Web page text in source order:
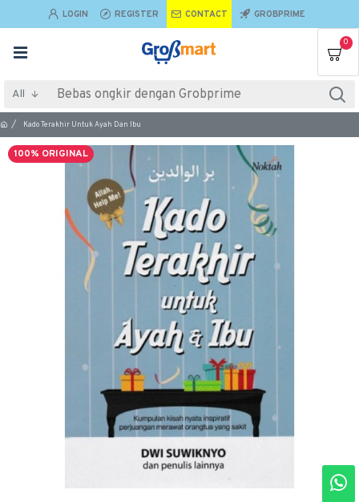
LOGIN REGISTER CONTACT GROBPRIME
0
All
Kado Terakhir Untuk Ayah Dan Ibu
100% ORIGINAL